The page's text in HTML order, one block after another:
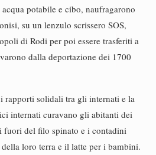
potabile e cibo, naufragarono
su un lenzulo scrissero SOS,
di Rodi per poi essere trasferiti a
dalla deportazione dei 1700
rapporti solidali tra gli internati e la
internati curavano gli abitanti dei
del filo spinato e i contadini
loro terra e il latte per i bambini.